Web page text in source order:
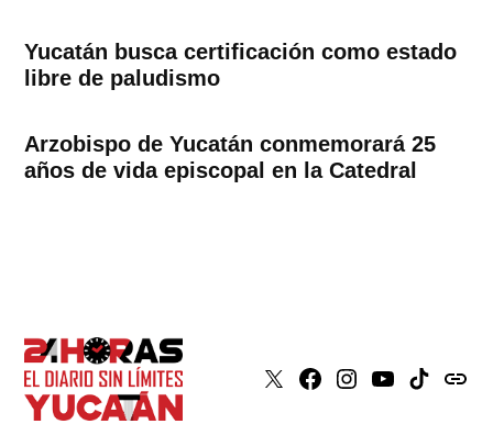
Yucatán busca certificación como estado
libre de paludismo
Arzobispo de Yucatán conmemorará 25
años de vida episcopal en la Catedral
X Faceboook
Instagram
YoutubeTiktokissuu